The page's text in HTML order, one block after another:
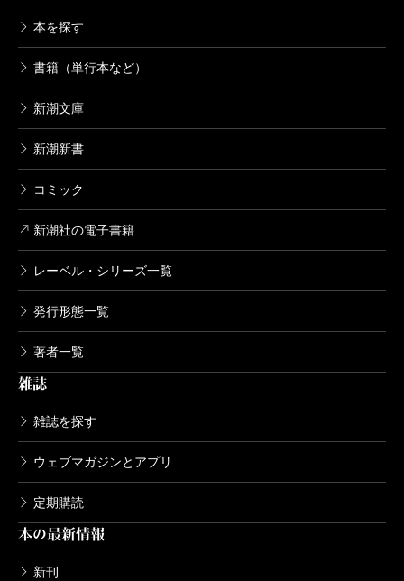
本を探す
書籍（単行本など）
新潮文庫
新潮新書
コミック
新潮社の電子書籍
レーベル・シリーズ一覧
発行形態一覧
著者一覧
雑誌
雑誌を探す
ウェブマガジンとアプリ
定期購読
本の最新情報
新刊